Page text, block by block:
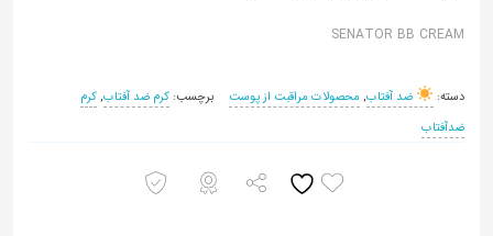
این
را
با
SENATOR BB CREAM
دسته: ضد آفتاب, محصولات مراقبت از پوست برچسب: کرم ضد آفتاب,کرم
ضدآفتاب